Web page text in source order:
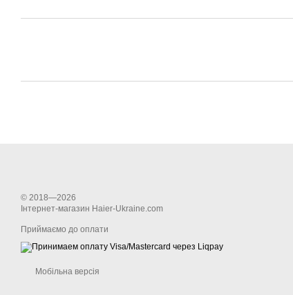
© 2018—2026
Інтернет-магазин Haier-Ukraine.com
Приймаємо до оплати
Мобільна версія